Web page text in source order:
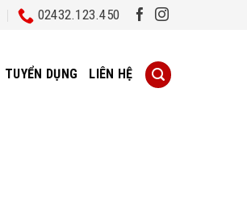
02432.123.450
TUYỂN DỤNG LIÊN HỆ